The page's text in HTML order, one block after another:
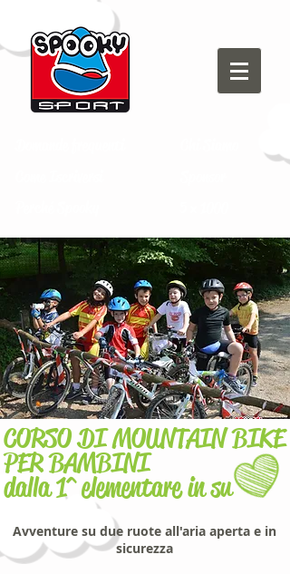
CORSO DI MOUNTAIN BIKE
PER BAMBINI
dalla 1^ elementare in su
Avventure su due ruote all'aria aperta e in
sicurezza